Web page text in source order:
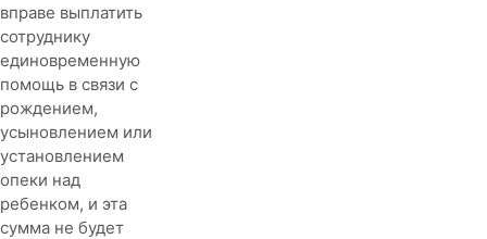
вправе выплатить
сотруднику
единовременную
помощь в связи с
рождением,
усыновлением или
установлением
опеки над
ребенком, и эта
сумма не будет